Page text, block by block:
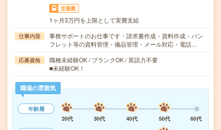
交通費
1ヶ月3万円を上限として実費支給
仕事内容
事務サポートのお仕事です・請求書作成・資料作成・パン
フレット等の資料管理・備品管理・メール対応・電話…
応募資格
職種未経験OK / ブランクOK / 英語力不要
■未経験OK！
職場の雰囲気
年齢層
20代
30代 40代 50代
60代